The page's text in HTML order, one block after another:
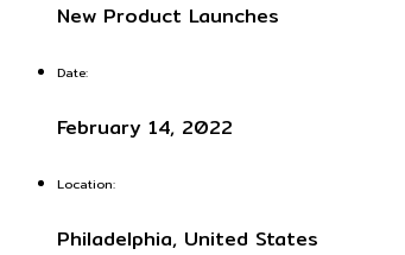
New Product Launches
Date:
February 14, 2022
Location:
Philadelphia, United States